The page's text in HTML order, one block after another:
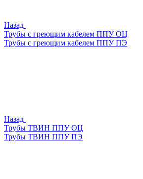
Назад
Трубы с греющим кабелем ППУ ОЦ
Трубы с греющим кабелем ППУ ПЭ
Назад
Трубы ТВИН ППУ ОЦ
Трубы ТВИН ППУ ПЭ